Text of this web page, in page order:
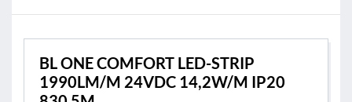
BL ONE COMFORT LED-STRIP
1990LM/M 24VDC 14,2W/M IP20